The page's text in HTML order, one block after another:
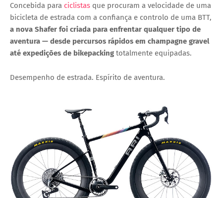
Concebida para ciclistas que procuram a velocidade de uma
bicicleta de estrada com a confiança e controlo de uma BTT,
a nova Shafer foi criada para enfrentar qualquer tipo de
aventura — desde percursos rápidos em champagne gravel
até expedições de bikepacking totalmente equipadas.
Desempenho de estrada. Espírito de aventura.